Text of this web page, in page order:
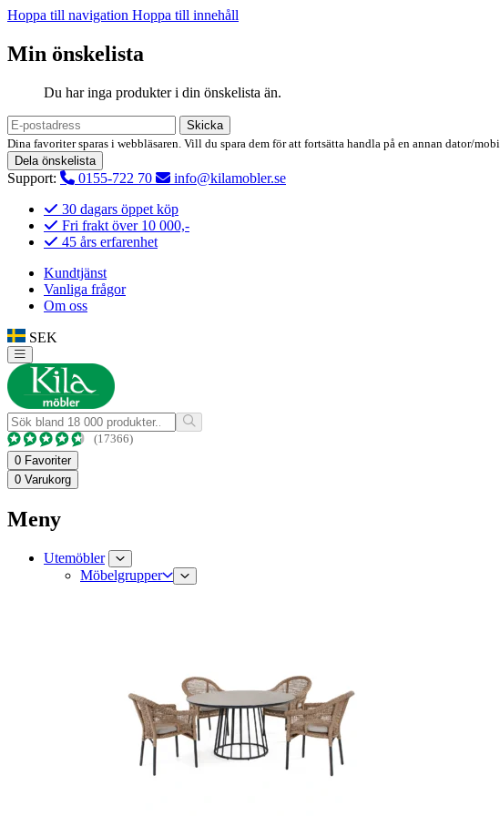
Hoppa till navigation Hoppa till innehåll
Min önskelista
Du har inga produkter i din önskelista än.
Skicka
Dina favoriter sparas i webbläsaren. Vill du spara dem för att fortsätta handla på en annan dator/
Dela önskelista
Support: 0155-722 70
info@kilamobler.se
30 dagars öppet köp
Fri frakt över 10 000,-
45 års erfarenhet
Kundtjänst
Vanliga frågor
Om oss
SEK
(17366)
0 Favoriter
0 Varukorg
Meny
Utemöbler
Möbelgrupper